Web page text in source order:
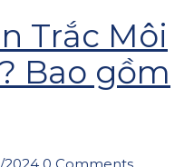
Trắc Môi
Bao gồm
2024 0 Comments